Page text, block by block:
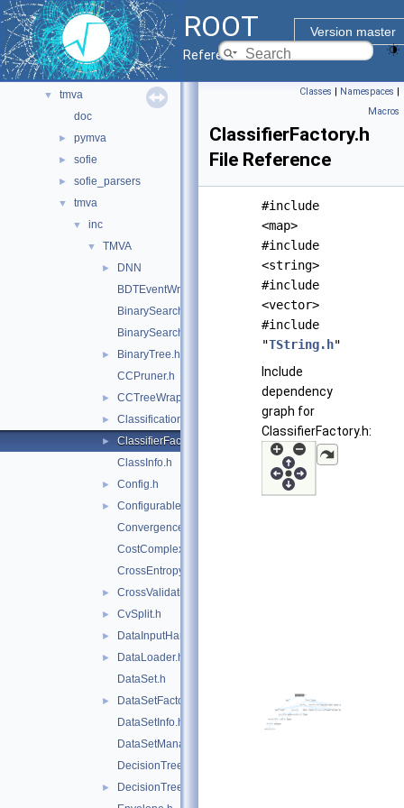
ROOT
Version master
Reference Guide
► net
► pyzdoc
► roofit
► sql
▼
tmva
doc
► pymva
► sofie
► sofie_parsers
▼ tmva
▼ inc
▼ TMVA
►
DNN
BDTEventWrapper.h
BinarySearchTree.h
BinarySearchTreeNode.h
►
BinaryTree.h
CCPruner.h
► CCTreeWrapper.h
► Classification.h
►
ClassifierFactory.h
ClassInfo.h
► Config.h
►
Configurable.h
ConvergenceTest.h
CostComplexityPruneTool.h
CrossEntropy.h
► CrossValidation.h
► CvSplit.h
► DataInputHandler.h
►
DataLoader.h
DataSet.h
►
DataSetFactory.h
DataSetInfo.h
DataSetManager.h
DecisionTree.h
►
DecisionTreeNode.h
Classes | Namespaces |
Macros
ClassifierFactory.h
File Reference
#include
<map>
#include
<string>
#include
<vector>
#include
"TString.h"
Include
dependency
graph for
ClassifierFactory.h: